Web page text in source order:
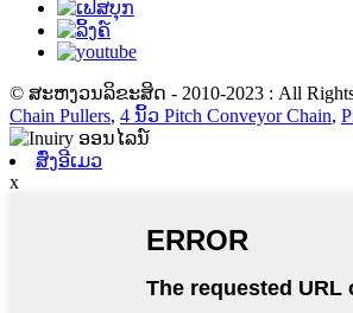
© ສະຫງວນລິຂະສິດ - 2010-2023 : All Rights
Chain Pullers, 4 ນິ້ວ Pitch Conveyor Chain,
ສົ່ງອີເມວ
x